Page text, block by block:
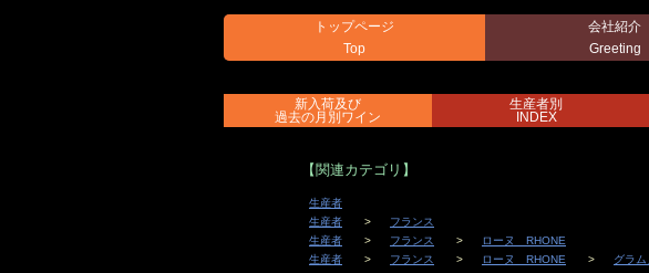
トップページ
Top
会社紹介
Greeting
新入荷及び
過去の月別ワイン
生産者別
INDEX
【関連カテゴリ】
生産者
生産者
フランス
生産者
フランス
ローヌ RHONE
生産者
フランス ローヌ RHONE グラ